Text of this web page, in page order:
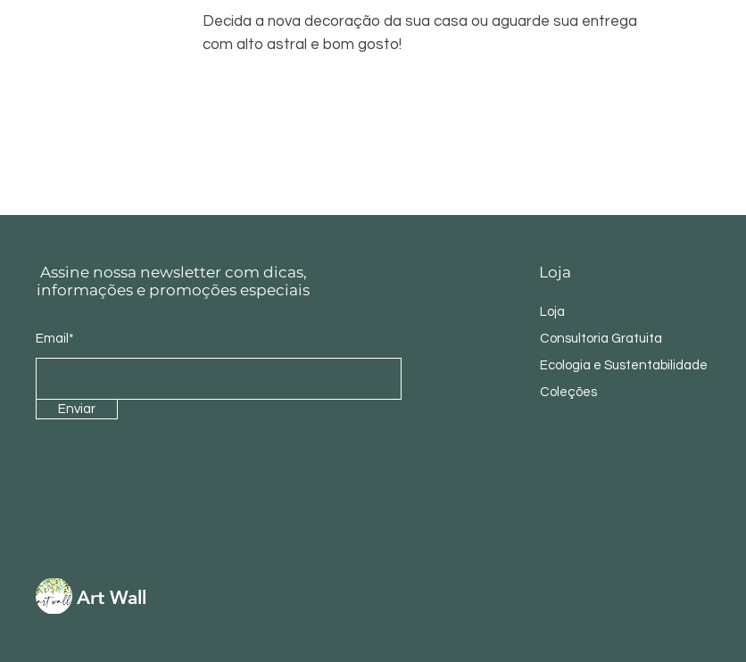
Decida a nova decoração da sua casa ou aguarde sua entrega
com alto astral e bom gosto!
Assine nossa newsletter com dicas,
informações e promoções especiais
Email*
Enviar
Loja
Consultoria Gratuita
Ecologia e Sustentabilidade
Coleções
Loja
Art Wall